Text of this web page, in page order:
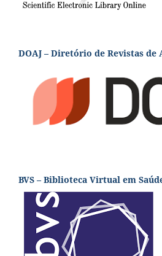
DOAJ – Diretório de Revistas de
BVS – Biblioteca Virtual em